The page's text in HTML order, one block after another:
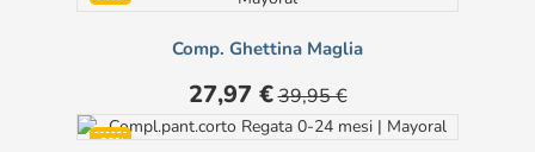
Comp. Ghettina Maglia
Prezzo
27,97 € Prezzo
base
39,95 €
-30%